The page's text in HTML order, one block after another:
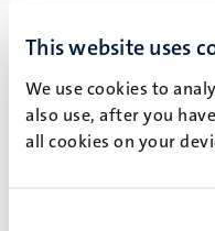
This website uses
We use cookies to
also use, after you
all cookies on your